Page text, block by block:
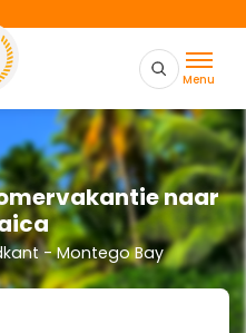
Menu
naar
- Montego Bay